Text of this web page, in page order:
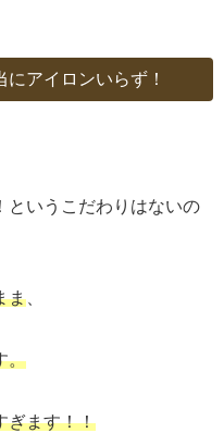
アイロンいらず！
というこだわりはないの
ま、
。
ぎます！！